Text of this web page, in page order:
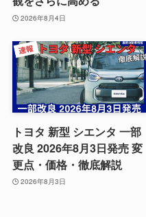
2026年8月4日
トヨタ 新型 シエンタ 一部
改良 2026年8月3日発売 変
更点・価格・徹底解説
2026年8月3日